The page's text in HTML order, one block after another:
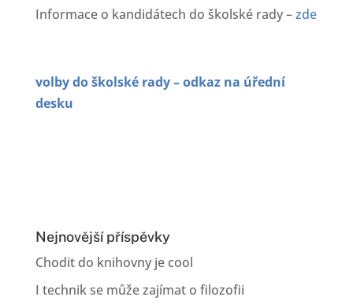
Informace o kandidátech do školské rady –zde
volby do školské rady – odkaz na úřední
desku
Nejnovější příspěvky
Chodit do knihovny je cool
I technik se může zajímat o filozofii